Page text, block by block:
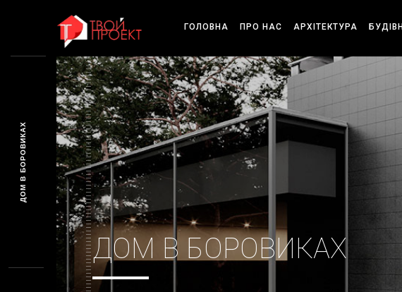
ГОЛОВНА ПРО НАС АРХІТЕКТУРА
ДОМ В БОРОВИКАХ
ДОМ В БОРОВИКАХ